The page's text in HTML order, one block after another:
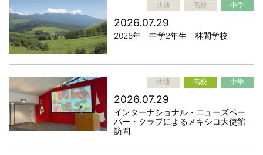
共通 高校 中学
2026.07.29
2026年 中学2年生 林間学校
共通 高校 中学
2026.07.29
インターナショナル・ニューズペー
パー・クラブによるメキシコ大使館
訪問